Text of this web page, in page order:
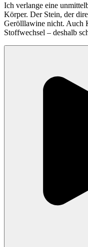
Ich verlange eine
Körper. Der Stein, der
Gerölllawine nicht. Auch
Stoffwechsel – deshalb